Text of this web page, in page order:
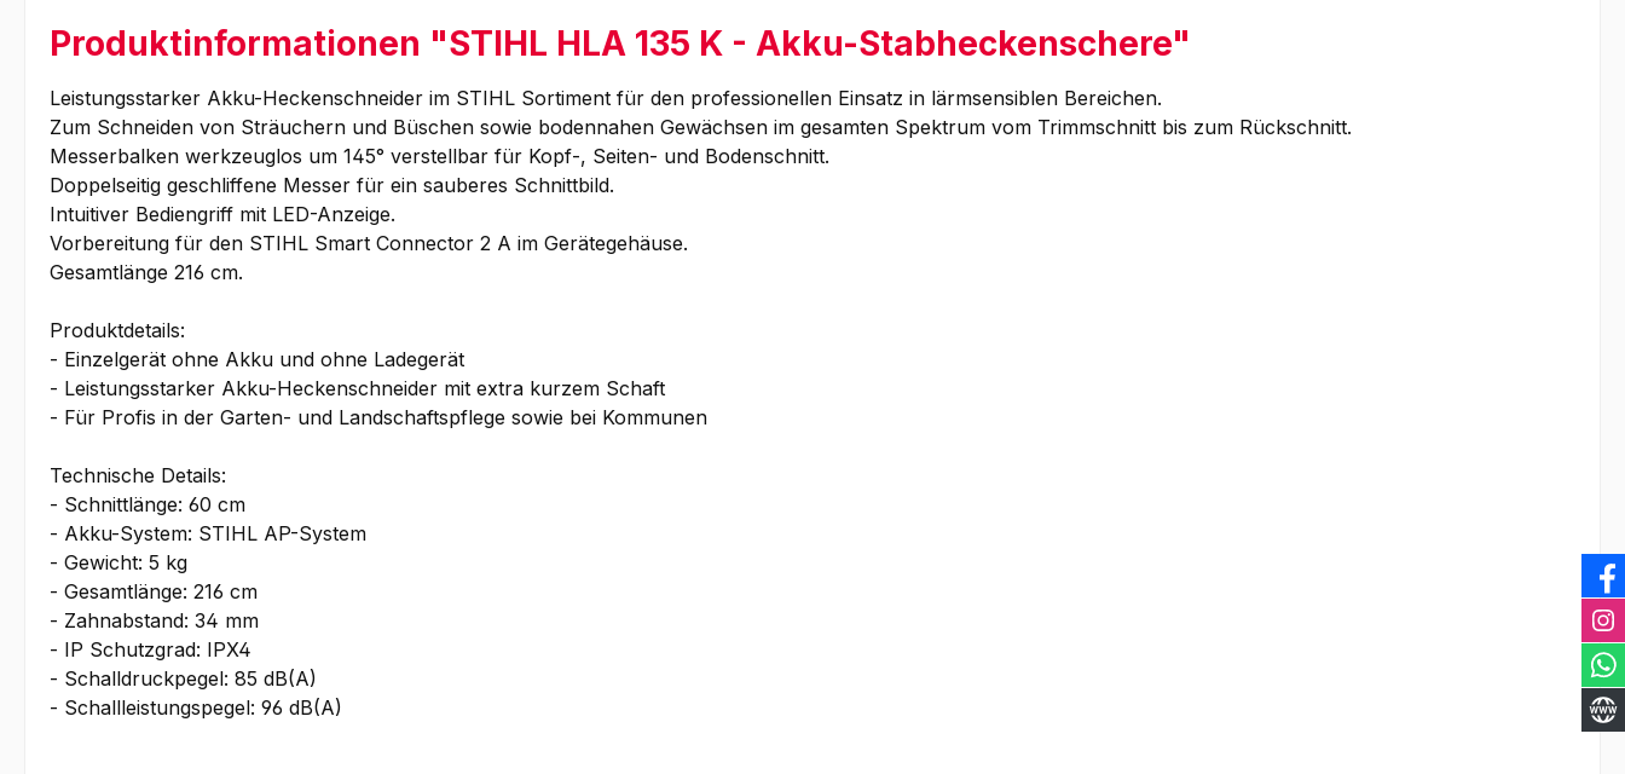
Produktinformationen "STIHL HLA 135 K - Akku-Stabheckenschere"
Leistungsstarker Akku-Heckenschneider im STIHL Sortiment für den professionellen Einsatz in lärmsensiblen Bereichen.
Zum Schneiden von Sträuchern und Büschen sowie bodennahen Gewächsen im gesamten Spektrum vom Trimmschnitt bis zum Rückschnitt.
Messerbalken werkzeuglos um 145° verstellbar für Kopf-, Seiten- und Bodenschnitt.
Doppelseitig geschliffene Messer für ein sauberes Schnittbild.
Intuitiver Bediengriff mit LED-Anzeige.
Vorbereitung für den STIHL Smart Connector 2 A im Gerätegehäuse.
Gesamtlänge 216 cm.
Produktdetails:
- Einzelgerät ohne Akku und ohne Ladegerät
- Leistungsstarker Akku-Heckenschneider mit extra kurzem Schaft
- Für Profis in der Garten- und Landschaftspflege sowie bei Kommunen
Technische Details:
- Schnittlänge: 60 cm
- Akku-System: STIHL AP-System
- Gewicht: 5 kg
- Gesamtlänge: 216 cm
- Zahnabstand: 34 mm
- IP Schutzgrad: IPX4
- Schalldruckpegel: 85 dB(A)
- Schallleistungspegel: 96 dB(A)